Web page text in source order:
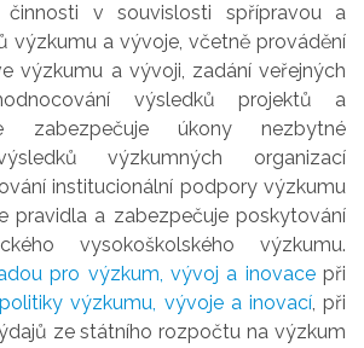
činnosti v souvislosti spřípravou a
výzkumu a vývoje, včetně provádění
výzkumu a vývoji, zadání veřejných
výsledků projektů a
zabezpečuje úkony nezbytné
výzkumných organizací
institucionální podpory výzkumu
pravidla a zabezpečuje poskytování
o vysokoškolského výzkumu.
pro výzkum, vývoja inovacepři
výzkumu, vývoje a inovací, při
ze státníhorozpočtu navýzkum